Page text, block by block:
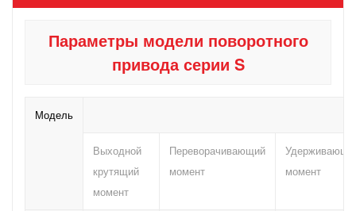
Параметры модели поворотного
привода серии S
Модель
Выходной
крутящий
момент
Переворачивающий
момент
момент